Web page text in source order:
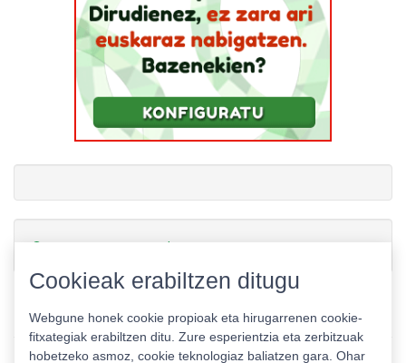
Gamerauntsia-ren txioak
Cookieak erabiltzen ditugu
Webgune honek cookie propioak eta hirugarrenen cookie-
fitxategiak erabiltzen ditu. Zure esperientzia eta zerbitzuak
hobetzeko asmoz, cookie teknologiaz baliatzen gara. Ohar